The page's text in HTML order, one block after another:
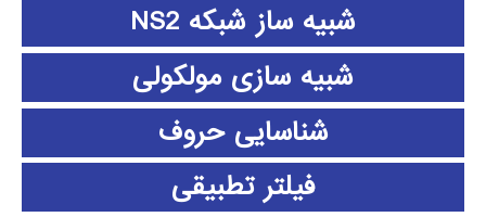
شبیه ساز شبکه NS2
شبیه سازی مولکولی
شناسایی حروف
فیلتر تطبیقی